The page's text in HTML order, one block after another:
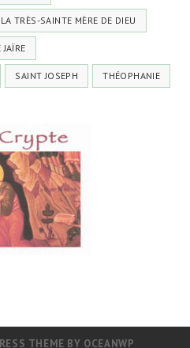
TRÈS-SAINTE MÈRE DE DIEU
SAINT JOSEPH THÉOPHANIE
THEME BY OCEANWP